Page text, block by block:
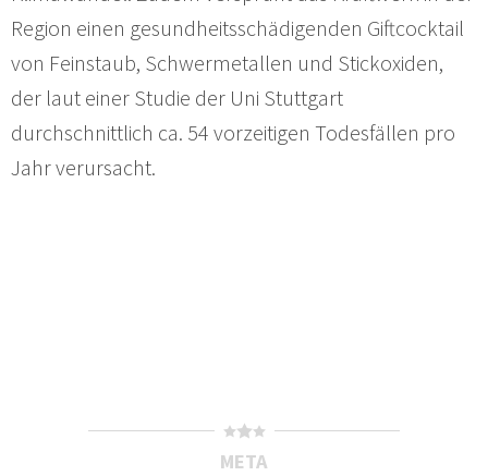
Region einen gesundheitsschädigenden Giftcocktail
von Feinstaub, Schwermetallen und Stickoxiden,
der laut einer Studie der Uni Stuttgart
durchschnittlich ca. 54 vorzeitigen Todesfällen pro
Jahr verursacht.
META